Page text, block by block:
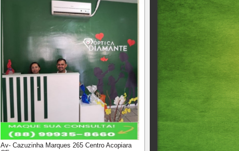
Av- Cazuzinha Marques 265 Centro Acopiara